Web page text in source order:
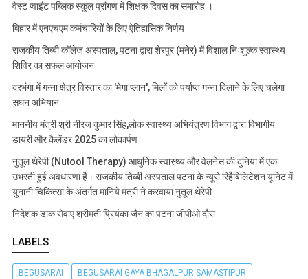
वेस्ट प्वाइंट पब्लिक स्कूल प्रांगण में शिक्षक दिवस का समारोह ।
बिहार में एनएचएम कर्मचारियों के लिए ऐतिहासिक निर्णय
राजकीय तिब्बी कॉलेज अस्पताल, पटना द्वारा शेरपुर (मनेर) में विशाल निःशुल्क स्वास्थ्य
शिविर का सफल आयोजन
दरभंगा में गन्ना क्षेत्र विस्तार का 'मेगा प्लान', मिलों को पर्याप्त गन्ना दिलाने के लिए चलेगा
सघन अभियान
माननीय मंत्री श्री नीरज कुमार सिंह,लोक स्वास्थ्य अभियंत्रण विभाग द्वारा विभागीय
डायरी और कैलेंडर 2025 का लोकार्पण
नुतूल थेरेपी (Nutool Therapy) आधुनिक स्वास्थ्य और वेलनेस की दुनिया में एक
उभरती हुई अवधारणा है। राजकीय तिब्बी अस्पताल पटना के न्यूरो रिहैबिलिटेशन यूनिट में
युनानी चिकित्सा के अंतर्गत मानिये मंत्री ने करवाया नुतूल थेरेपी
निदेशक डाक सेवाएं श्रीमती प्रियंका जैन का पटना जीपीओ दौरा
LABELS
BEGUSARAI BEGUSARAI GAYA BHAGALPUR SAMASTIPUR